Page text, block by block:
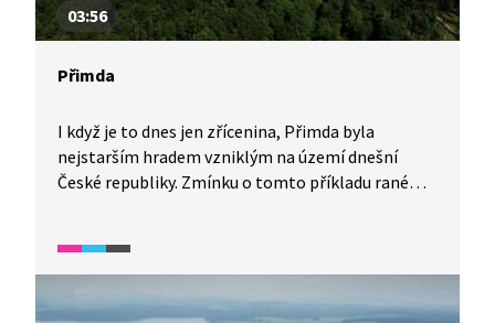
03:56
Přimda
I když je to dnes jen zřícenina, Přimda byla
nejstarším hradem vzniklým na území dnešní
České republiky. Zmínku o tomto příkladu rané
hradem na významné cestě z Prahy